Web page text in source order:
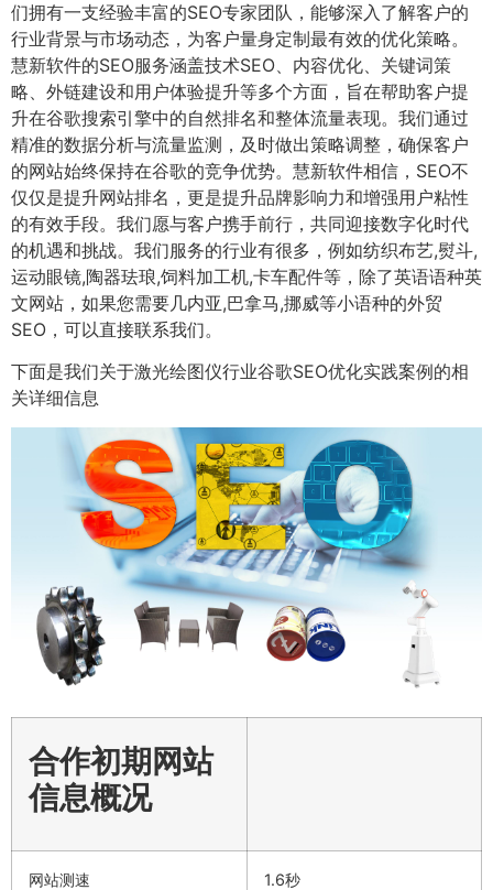
们拥有一支经验丰富的SEO专家团队，能够深入了解客户的
行业背景与市场动态，为客户量身定制最有效的优化策略。
慧新软件的SEO服务涵盖技术SEO、内容优化、关键词策
略、外链建设和用户体验提升等多个方面，旨在帮助客户提
升在谷歌搜索引擎中的自然排名和整体流量表现。我们通过
精准的数据分析与流量监测，及时做出策略调整，确保客户
的网站始终保持在谷歌的竞争优势。慧新软件相信，SEO不
仅仅是提升网站排名，更是提升品牌影响力和增强用户粘性
的有效手段。我们愿与客户携手前行，共同迎接数字化时代
的机遇和挑战。我们服务的行业有很多，例如纺织布艺,熨斗,
运动眼镜,陶器珐琅,饲料加工机,卡车配件等，除了英语语种英
文网站，如果您需要几内亚,巴拿马,挪威等小语种的外贸
SEO，可以直接联系我们。
下面是我们关于激光绘图仪行业谷歌SEO优化实践案例的相
关详细信息
合作初期网站
信息概况
网站测速 1.6秒